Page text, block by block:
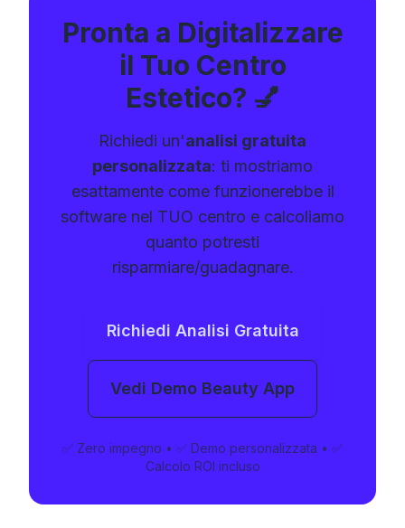
Pronta a Digitalizzare
il Tuo Centro
Estetico? 💅
Richiedi un'analisi gratuita
personalizzata: ti mostriamo
esattamente come funzionerebbe il
software nel TUO centro e calcoliamo
quanto potresti
risparmiare/guadagnare.
Richiedi Analisi Gratuita
Vedi Demo Beauty App
✅ Zero impegno • ✅ Demo personalizzata • ✅
Calcolo ROI incluso